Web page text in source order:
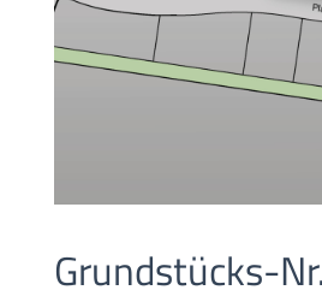
Grundstücks-